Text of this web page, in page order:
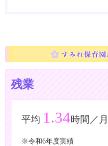
残業
平均 1.34時間／月
※令和6年度実績